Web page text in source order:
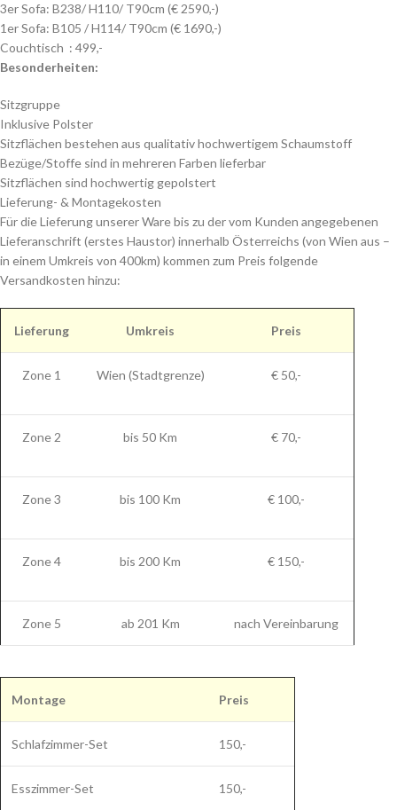
3er Sofa: B238/ H110/ T90cm (€ 2590,-)
1er Sofa: B105 / H114/ T90cm (€ 1690,-)
Couchtisch : 499,-
Besonderheiten:
Sitzgruppe
Inklusive Polster
Sitzflächen bestehen aus qualitativ hochwertigem Schaumstoff
Bezüge/Stoffe sind in mehreren Farben lieferbar
Sitzflächen sind hochwertig gepolstert
Lieferung- & Montagekosten
Für die Lieferung unserer Ware bis zu der vom Kunden angegebenen
Lieferanschrift (erstes Haustor) innerhalb Österreichs (von Wien aus –
in einem Umkreis von 400km) kommen zum Preis folgende
Versandkosten hinzu:
Lieferung Umkreis Preis
Zone 1 Wien (Stadtgrenze) € 50,-
Zone 2 bis 50 Km € 70,-
Zone 3 bis 100 Km € 100,-
Zone 4 bis 200 Km € 150,-
Zone 5 ab 201 Km nach Vereinbarung
Montage Preis
Schlafzimmer-Set 150,-
Esszimmer-Set 150,-